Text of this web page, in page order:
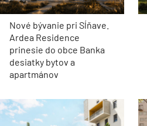
Nové bývanie pri Sĺňave.
Ardea Residence
prinesie do obce Banka
desiatky bytov a
apartmánov